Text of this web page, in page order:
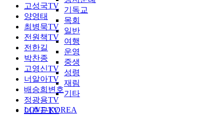
기독교
목회
일반
여행
운영
중생
성령
재림
기타
LOVE-KOREA
고성국TV
양영태
최병묵TV
전원책TV
전한길
박찬종
고영신TV
너알아TV
배승희변호
정광용TV
이춘근TV